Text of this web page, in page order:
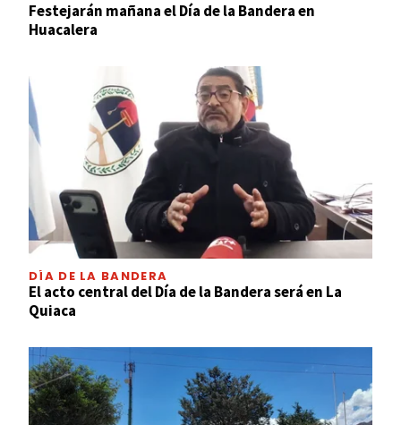
Festejarán mañana el Día de la Bandera en
Huacalera
DÍA DE LA BANDERA
El acto central del Día de la Bandera será en La
Quiaca